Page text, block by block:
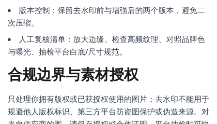
版本控制：保留去水印前与增强后的两个版本，避免二
次压缩。
人工复核清单：放大边缘、检查高频纹理、对照品牌色
与曝光、抽检平台白底/尺寸规范。
合规边界与素材授权
只处理你拥有版权或已获授权使用的图片；去水印不能用于
规避他人版权标识、第三方平台防盗图保护或伪造来源。对